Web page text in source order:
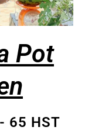
Pot
65 HST